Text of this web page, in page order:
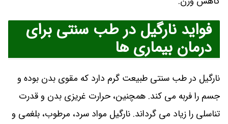
فواید نارگیل در طب سنتی برای
درمان بیماری ها
نارگیل در طب سنتی طبیعت گرم دارد که مقوی بدن بوده و
جسم را فربه می کند. همچنین، حرارت غریزی بدن و قدرت
تناسلی را زیاد می گرداند. نارگیل مواد سرد، مرطوب، بلغمی و